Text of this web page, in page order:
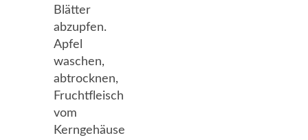
Blätter
abzupfen.
Apfel
waschen,
abtrocknen,
Fruchtfleisch
vom
Kerngehäuse